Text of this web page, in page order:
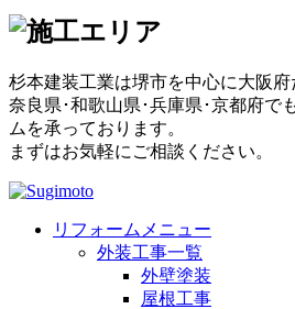
杉本建装工業は堺市を中心に大阪府
奈良県･和歌山県･兵庫県･京都府で
ムを承っております。
まずはお気軽にご相談ください。
リフォームメニュー
外装工事一覧
外壁塗装
屋根工事